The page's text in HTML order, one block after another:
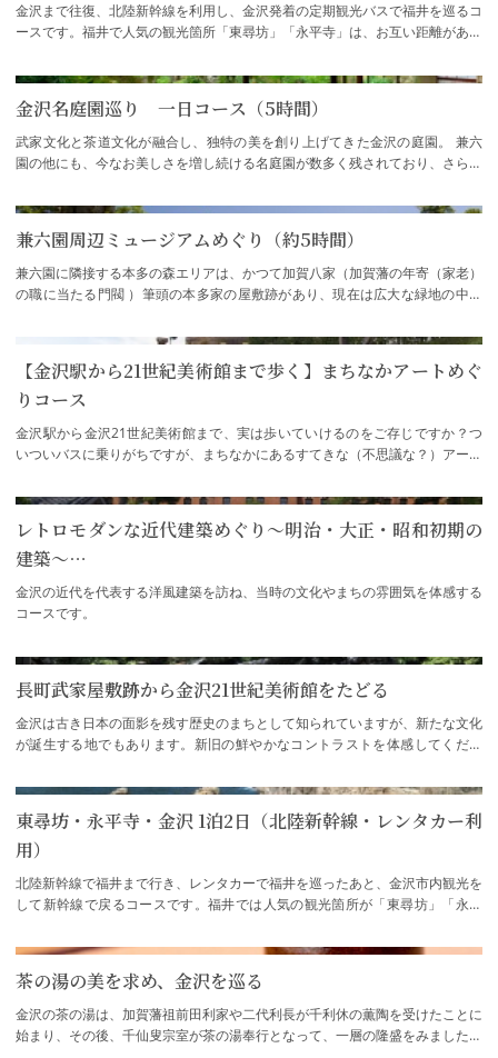
金沢まで往復、北陸新幹線を利用し、金沢発着の定期観光バスで福井を巡るコ
ースです。福井で人気の観光箇所「東尋坊」「永平寺」は、お互い距離がある
金沢名庭園巡り 一日コース（5時間）
武家文化と茶道文化が融合し、独特の美を創り上げてきた金沢の庭園。 兼六
園の他にも、今なお美しさを増し続ける名庭園が数多く残されており、さらに
兼六園周辺ミュージアムめぐり（約5時間）
兼六園に隣接する本多の森エリアは、かつて加賀八家（加賀藩の年寄（家老）
の職に当たる門閥 ）筆頭の本多家の屋敷跡があり、現在は広大な緑地の中に
【金沢駅から21世紀美術館まで歩く】まちなかアートめぐ
りコース
金沢駅から金沢21世紀美術館まで、実は歩いていけるのをご存じですか？つ
いついバスに乗りがちですが、まちなかにあるすてきな（不思議な？）アート
レトロモダンな近代建築めぐり～明治・大正・昭和初期の
建築～…
金沢の近代を代表する洋風建築を訪ね、当時の文化やまちの雰囲気を体感する
コースです。
長町武家屋敷跡から金沢21世紀美術館をたどる
金沢は古き日本の面影を残す歴史のまちとして知られていますが、新たな文化
が誕生する地でもあります。新旧の鮮やかなコントラストを体感してくださ
東尋坊・永平寺・金沢 1泊2日（北陸新幹線・レンタカー利
用）
北陸新幹線で福井まで行き、レンタカーで福井を巡ったあと、金沢市内観光を
して新幹線で戻るコースです。福井では人気の観光箇所が「東尋坊」「永平
茶の湯の美を求め、金沢を巡る
金沢の茶の湯は、加賀藩祖前田利家や二代利長が千利休の薫陶を受けたことに
始まり、その後、千仙叟宗室が茶の湯奉行となって、一層の隆盛をみました。